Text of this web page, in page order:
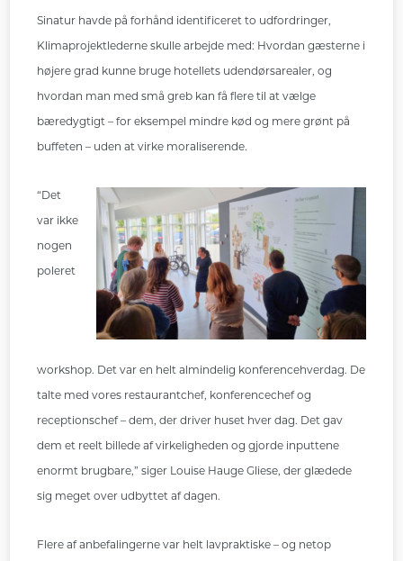
Sinatur havde på forhånd identificeret to udfordringer,
Klimaprojektlederne skulle arbejde med: Hvordan gæsterne i
højere grad kunne bruge hotellets udendørsarealer, og
hvordan man med små greb kan få flere til at vælge
bæredygtigt – for eksempel mindre kød og mere grønt på
buffeten – uden at virke moraliserende.
“Det
var ikke
nogen
poleret
workshop. Det var en helt almindelig konferencehverdag. De
talte med vores restaurantchef, konferencechef og
receptionschef – dem, der driver huset hver dag. Det gav
dem et reelt billede af virkeligheden og gjorde inputtene
enormt brugbare,” siger Louise Hauge Gliese, der glædede
sig meget over udbyttet af dagen.
Flere af anbefalingerne var helt lavpraktiske – og netop